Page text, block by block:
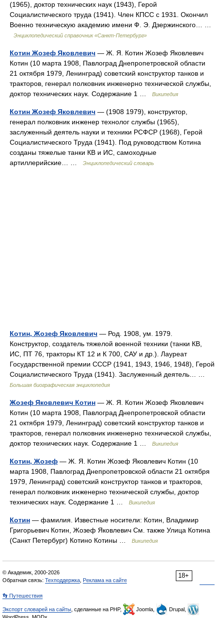
(1965), доктор технических наук (1943), Герой
Социалистического труда (1941). Член КПСС с 1931. Окончил
Военно техническую академию имени Ф. Э. Дзержинского… …
Энциклопедический справочник «Санкт-Петербург»
Котин Жозеф Яковлевич — Ж. Я. Котин Жозеф Яковлевич
Котин (10 марта 1908, Пав­лоград Днепропетровской области
21 октября 1979, Ленинград) советский конструктор танков и
тракторов, генерал полковник инженерно технической службы,
доктор технических наук. Содержание 1 …
Википедия
Котин Жозеф Яковлевич — (1908 1979), конструктор,
генерал полковник инженер технолог службы (1965),
заслуженный деятель науки и техники РСФСР (1968), Герой
Социалистического Труда (1941). Под руководством Котина
созданы тяжелые танки КВ и ИС, самоходные
артиллерийские… …
Энциклопедический словарь
Котин, Жозеф Яковлевич — Род. 1908, ум. 1979.
Конструктор, создатель тяжелой военной техники (танки КВ,
ИС, ПТ 76, тракторы КТ 12 и К 700, САУ и др.). Лауреат
Государственной премии СССР (1941, 1943, 1946, 1948), Герой
Социалистического Труда (1941). Заслуженный деятель… …
Большая биографическая энциклопедия
Жозеф Яковлевич Котин — Ж. Я. Котин Жозеф Яковлевич
Котин (10 марта 1908, Пав­лоград Днепропетровской области
21 октября 1979, Ленинград) советский конструктор танков и
тракторов, генерал полковник инженерно технической службы,
доктор технических наук. Содержание 1 …
Википедия
Котин, Жозеф — Ж. Я. Котин Жозеф Яковлевич Котин (10
марта 1908, Пав­лоград Днепропетровской области 21 октября
1979, Ленинград) советский конструктор танков и тракторов,
генерал полковник инженерно технической службы, доктор
технических наук. Содержание 1 …
Википедия
Котин — фамилия. Известные носители: Котин, Владимир
Григорьевич Котин, Жозеф Яковлевич См. также Улица Котина
(Санкт Петербург) Котино Котины …
Википедия
18+
© Академик, 2000-2026
Обратная связь: Техподдержка Реклама на сайте
👣 Путешествия
Экспорт словарей на сайты , сделанные на PHP, Joomla,
Drupal,